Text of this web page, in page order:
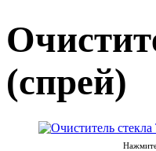
(спрей)